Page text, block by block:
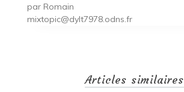
par Romain
mixtopic@dylt7978.odns.fr
Articles similaires